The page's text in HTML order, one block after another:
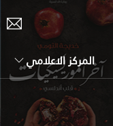
المركز الاعلامي